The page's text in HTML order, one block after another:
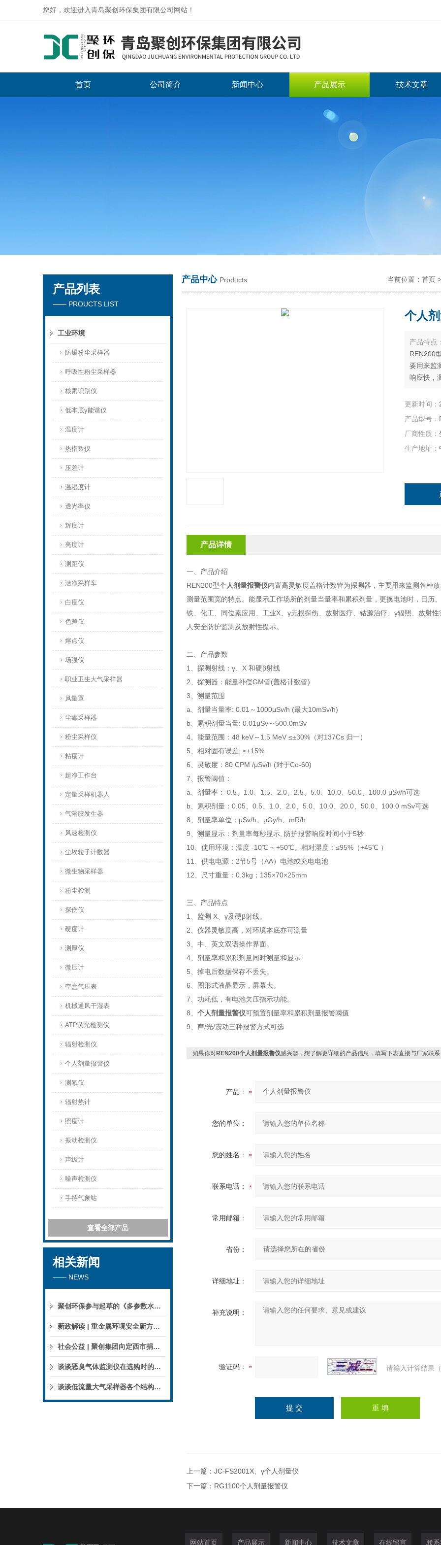
您好，欢迎进入青岛聚创环保集团有限公司网站！
首页 公司简介 新闻中心 产品展示 技术文章
产品列表
—— PROUCTS LIST
工业环境
防爆粉尘采样器
呼吸性粉尘采样器
核素识别仪
低本底γ能谱仪
温度计
热指数仪
压差计
温湿度计
透光率仪
辉度计
亮度计
测距仪
洁净采样车
白度仪
色差仪
熔点仪
场强仪
职业卫生大气采样器
风量罩
尘毒采样器
粉尘采样仪
粘度计
超净工作台
定量采样机器人
气溶胶发生器
风速检测仪
尘埃粒子计数器
微生物采样器
粉尘检测
探伤仪
硬度计
测厚仪
微压计
空盒气压表
机械通风干湿表
ATP荧光检测仪
辐射检测仪
个人剂量报警仪
测氡仪
辐射热计
照度计
振动检测仪
声级计
噪声检测仪
手持气象站
查看全部产品
相关新闻
—— NEWS
聚创环保参与起草的《多参数水质分析仪》团标正式公布，促进国产仪器创新升级
新政解读 | 重金属环境安全新方案来了，聚焦5省21市！
社会公益 | 聚创集团向定西市捐赠检验检测仪器设备
谈谈恶臭气体监测仪在选购时的建议和指南
谈谈低流量大气采样器各个结构的特点
产品中心 Products 当前位置： 首页
个人
产品特点
REN200
要用来监
响应快，
更新时间：
产品型号：
厂商性质：
生产地址：
产品详情
一、产品介绍
REN200型个 人剂量报警仪内置高灵敏度盖格计数管为探测器，主要用来监测各种
测量范围宽的特点。能显示工作场所的剂量当量率和累积剂量，更换电池时，日历
铁、化工、同位素应用、工业X、γ无损探伤、放射医疗、钴源治疗、γ辐照、放射
人安全防护监测及放射性提示。
二、产品参数
1、探测射线：γ、X 和硬β射线
2、探测器：能量补偿GM管(盖格计数管)
3、测量范围
a、剂量当量率: 0.01～1000μSv/h (最大10mSv/h)
b、累积剂量当量: 0.01μSv～500.0mSv
4、能量范围：48 keV～1.5 MeV ≤±30%（对137Cs 归一）
5、相对固有误差: ≤±15%
6、灵敏度：80 CPM /μSv/h (对于Co-60)
7、报警阈值：
a、剂量率： 0.5、1.0、1.5、2.0、2.5、5.0、10.0、50.0、100.0 μSv/h可选
b、累积剂量：0.05、0.5、1.0、2.0、5.0、10.0、20.0、50.0、100.0 mSv可选
8、剂量率单位：μSv/h、μGy/h、mR/h
9、测量显示：剂量率每秒显示, 防护报警响应时间小于5秒
10、使用环境：温度 -10℃ ~ +50℃。相对湿度：≤95%（+45℃ ）
11、供电电源：2节5号（AA）电池或充电电池
12、尺寸重量：0.3kg；135×70×25mm
三、产品特点
1、监测 X、γ及硬β射线。
2、仪器灵敏度高，对环境本底亦可测量
3、中、英文双语操作界面。
4、剂量率和累积剂量同时测量和显示
5、掉电后数据保存不丢失。
6、图形式液晶显示，屏幕大。
7、功耗低，有电池欠压指示功能。
8、 个人剂量报警仪可预置剂量率和累积剂量报警阈值
9、声/光/震动三种报警方式可选
如果你对REN200个人剂量报警仪感兴趣，想了解更详细的产品信息，填写下表直接与厂家联
产品：
您的单位：
您的姓名：
联系电话：
常用邮箱：
省份：
详细地址：
补充说明：
验证码： 请输入计算结果
上一篇： JC-FS2001X、γ个人剂量仪
下一篇： RG1100个人剂量报警仪
网站首页 产品展示 新闻中心 技术文章 在线留言 联